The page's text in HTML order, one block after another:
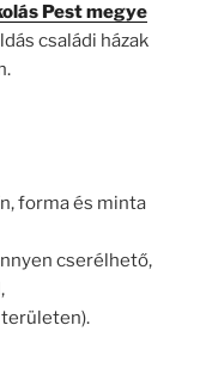
Pest megye
családi házak
forma és minta
cserélhető,